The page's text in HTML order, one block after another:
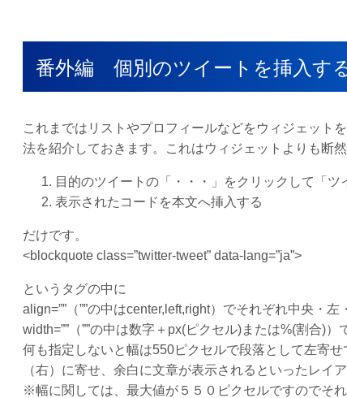
番外編 個別のツイートを挿入す
これまではリストやプロフィールなどをウィジェット
法を紹介しておきます。これはウィジェットよりも断
目的のツイートの「・・・」をクリックして「
表示されたコードを本文へ挿入する
だけです。
<blockquote class=”twitter-tweet” data-lang=”ja”>
というタグの中に
align=””（””の中はcenter,left,right）でそれぞれ中央・
width=””（””の中は数字＋px(ピクセル)または%(割合)
何も指定しないと幅は550ピクセルで段落として左寄
（右）に寄せ、余白に文章が表示されるといったレイ
※幅に関しては、最大値が５５０ピクセルですのでそ